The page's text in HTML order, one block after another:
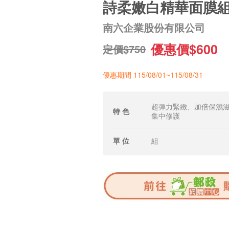
詩柔嫩白精華面膜
南六企業股份有限公司
定價$750 優惠價$600
優惠期間 115/08/01~115/08/31
特 色
超彈力緊緻、加倍保濕
集中修護
單 位 組